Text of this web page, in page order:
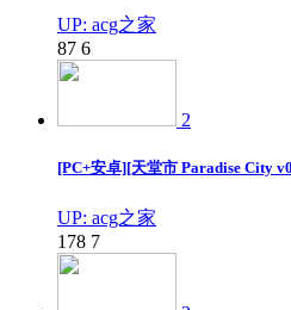
UP: acg之家
87 6
2
[PC+安卓][天堂市 Paradise City
UP: acg之家
178 7